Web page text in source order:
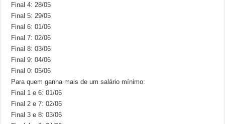
Final 4: 28/05
Final 5: 29/05
Final 6: 01/06
Final 7: 02/06
Final 8: 03/06
Final 9: 04/06
Final 0: 05/06
Para quem ganha mais de um salário mínimo:
Final 1 e 6: 01/06
Final 2 e 7: 02/06
Final 3 e 8: 03/06